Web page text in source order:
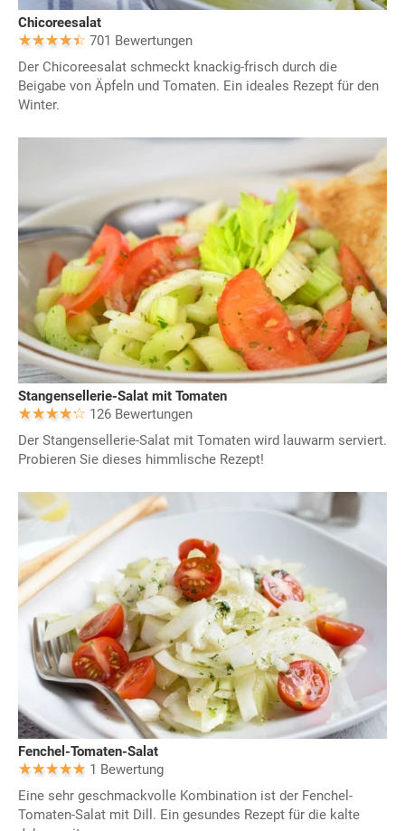
Chicoreesalat
701 Bewertungen
Der Chicoreesalat schmeckt knackig-frisch durch die
Beigabe von Äpfeln und Tomaten. Ein ideales Rezept für den
Winter.
Stangensellerie-Salat mit Tomaten
126 Bewertungen
Der Stangensellerie-Salat mit Tomaten wird lauwarm serviert.
Probieren Sie dieses himmlische Rezept!
Fenchel-Tomaten-Salat
1 Bewertung
Eine sehr geschmackvolle Kombination ist der Fenchel-
Tomaten-Salat mit Dill. Ein gesundes Rezept für die kalte